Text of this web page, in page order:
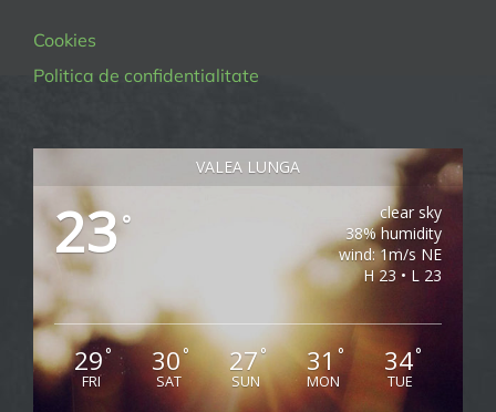
Cookies
Politica de confidentialitate
VALEA LUNGA
23°
clear sky
38% humidity
wind: 1m/s NE
H 23 • L 23
29°
FRI
30°
SAT
27°
SUN
31°
MON
34°
TUE